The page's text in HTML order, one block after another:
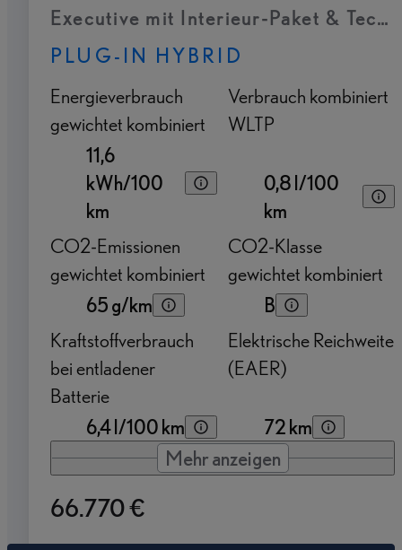
Executive mit Interieur-Paket &
PLUG-IN HYBRID
Energieverbrauch
gewichtet kombiniert
11,6
kWh/100
km
Verbrauch kombiniert
WLTP
0,8 l/100
km
CO2-Emissionen
gewichtet kombiniert
65 g/km
CO2-Klasse
gewichtet kombiniert
B
Kraftstoffverbrauch
bei entladener
Batterie
6,4 l/100 km
Elektrische Reichweite
(EAER)
72 km
Mehr anzeigen
66.770 €